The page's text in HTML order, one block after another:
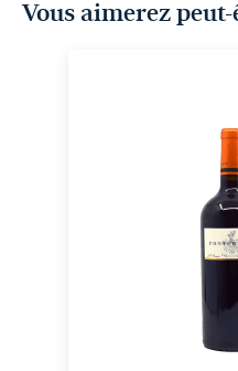
Vous aimerez